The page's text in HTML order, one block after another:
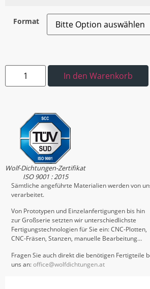
Format
In den Warenkorb
Wolf-Dichtungen-Zertifikat
ISO 9001 : 2015
Sämtliche angeführte Materialien werden von
verarbeitet.
Von Prototypen und Einzelanfertigungen bis hin
zur Großserie setzten wir unterschiedlichste
Fertigungstechnologien für Sie ein: CNC-Plotten,
CNC-Fräsen, Stanzen, manuelle Bearbeitung…
Fragen Sie auch direkt die benötigen Fertigteile
uns an:office@wolfdichtungen.at